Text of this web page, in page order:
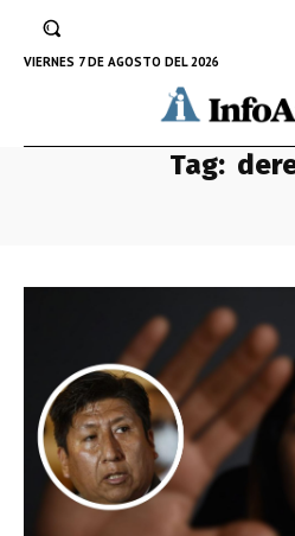
VIERNES 7 DE AGOSTO DEL 2026
Tag: